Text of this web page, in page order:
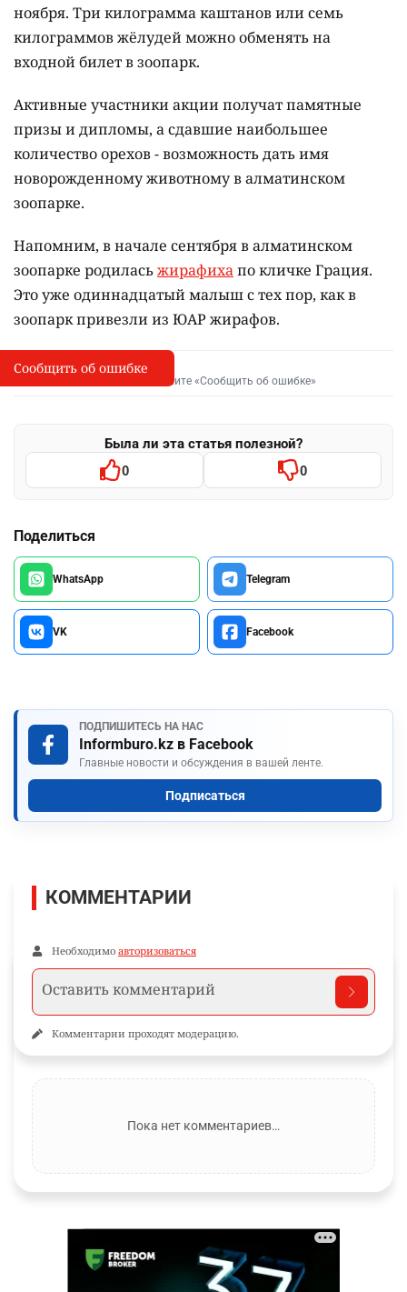
ноября. Три килограмма каштанов или семь
килограммов жёлудей можно обменять на
входной билет в зоопарк.
Активные участники акции получат памятные
призы и дипломы, а сдавшие наибольшее
количество орехов - возможность дать имя
новорожденному животному в алматинском
зоопарке.
Напомним, в начале сентября в алматинском
зоопарке родиласьжирафихапо кличке Грация.
Это уже одиннадцатый малыш с тех пор, как в
зоопарк привезли из ЮАР жирафов.
I
Сообщить об опечатке
Выделите фрагмент и нажмите «Сообщить об ошибке»
Была ли эта статья полезной?
0 0
Поделиться
WhatsApp Telegram
VK Facebook
ПОДПИШИТЕСЬ НА НАС
Informburo.kz в Facebook
Главные новости и обсуждения в вашей ленте.
Подписаться
Сообщить об ошибке
КОММЕНТАРИИ
Необходимо авторизоваться
Комментарии проходят модерацию.
Пока нет комментариев…